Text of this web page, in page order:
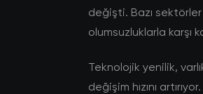
değişti. Bazı
olumsuzluklarla karşı
Teknolojik yenilik,
değişim hızını